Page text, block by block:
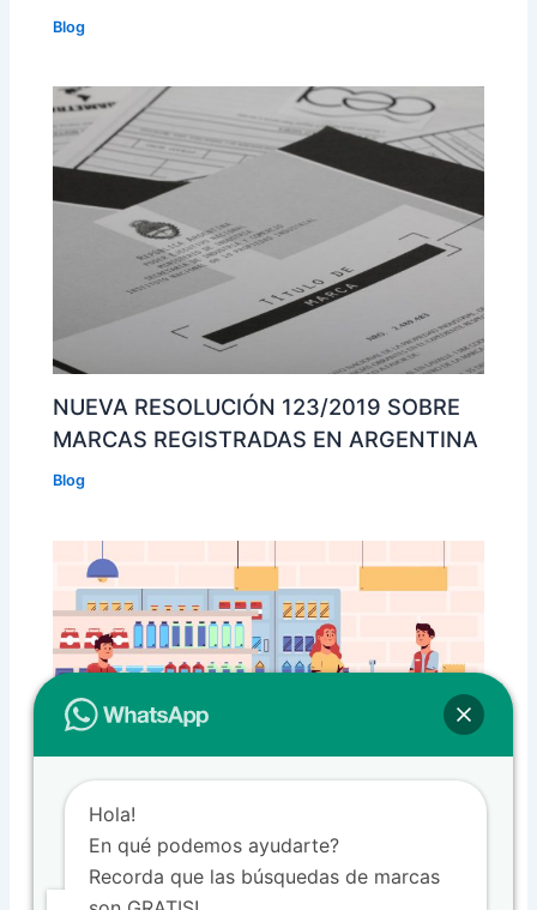
Blog
NUEVA RESOLUCIÓN 123/2019 SOBRE
MARCAS REGISTRADAS EN ARGENTINA
Blog
Se creó el Sistema de Fiscalización de
Rótulos y Etiquetas de Productos SIFIRE
Hola!
En qué podemos ayudarte?
Recorda que las búsquedas de marcas